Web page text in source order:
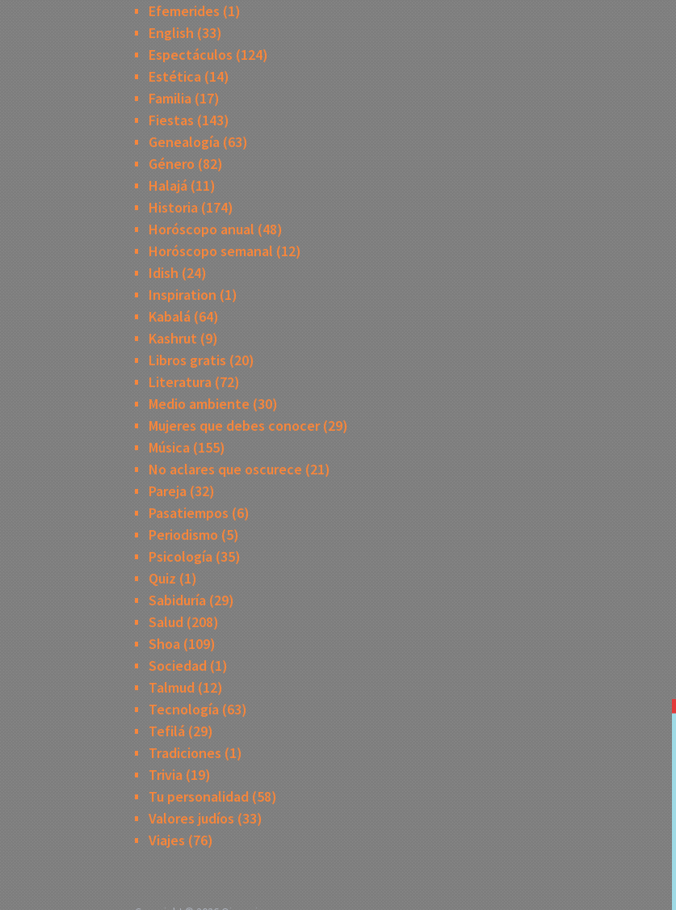
Efemerides (1)
English (33)
Espectáculos (124)
Estética (14)
Familia (17)
Fiestas (143)
Genealogía (63)
Género (82)
Halajá (11)
Historia (174)
Horóscopo anual (48)
Horóscopo semanal (12)
Idish (24)
Inspiration (1)
Kabalá (64)
Kashrut (9)
Libros gratis (20)
Literatura (72)
Medio ambiente (30)
Mujeres que debes conocer(29)
Música (155)
No aclares que oscurece (21)
Pareja (32)
Pasatiempos (6)
Periodismo (5)
Psicología (35)
Quiz (1)
Sabiduría (29)
Salud (208)
Shoa (109)
Sociedad (1)
Talmud (12)
Tecnología (63)
Tefilá (29)
Tradiciones (1)
Trivia (19)
Tu personalidad (58)
Valores judíos (33)
Viajes (76)